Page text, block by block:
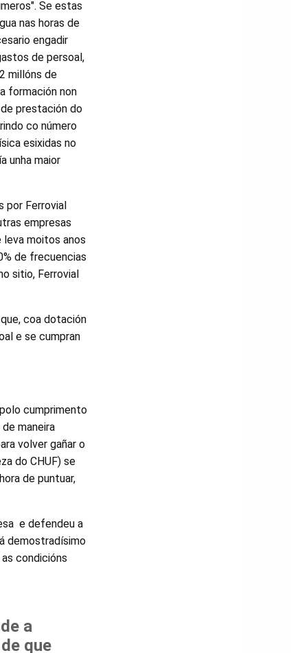
Se estas
nas horas de
engadir
de persoal,
millóns de
formación non
de prestación do
co número
esixidas no
unha maior
Ferrovial
empresas
leva moitos anos
de frecuencias
sitio, Ferrovial
coa dotación
e se cumpran
cumprimento
maneira
volver gañar o
do CHUF) se
de puntuar,
e defendeu a
demostradísimo
condicións
a
que